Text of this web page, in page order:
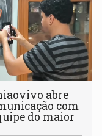
abre
com
do maior